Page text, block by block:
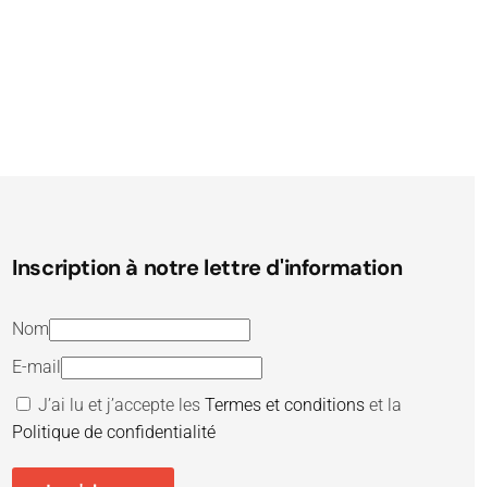
Inscription à notre lettre d'information
Nom
E-mail
J’ai lu et j’accepte lesTermes et conditions et la
Politique de confidentialité